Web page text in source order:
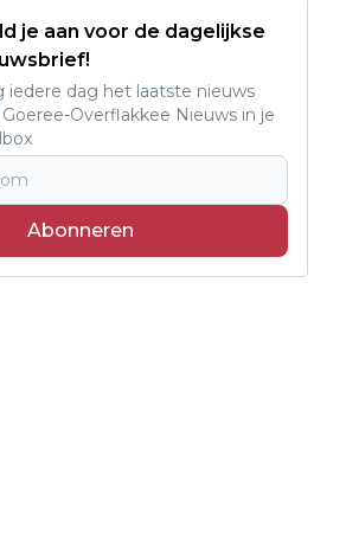
je aan voor de dagelijkse
iedere dag het laatste nieuws
Overflakkee Nieuws in je
Abonneren